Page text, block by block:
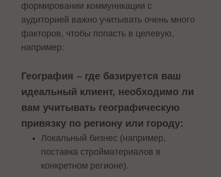
формировании коммуникации с
аудиторией важно учитывать очень много
факторов, чтобы попасть в целевую,
например:
География – где базируется ваш
идеальный клиент, необходимо ли
вам учитывать географическую
привязку по региону или городу:
Локальный бизнес (например,
поставка стройматериалов в
конкретном регионе).